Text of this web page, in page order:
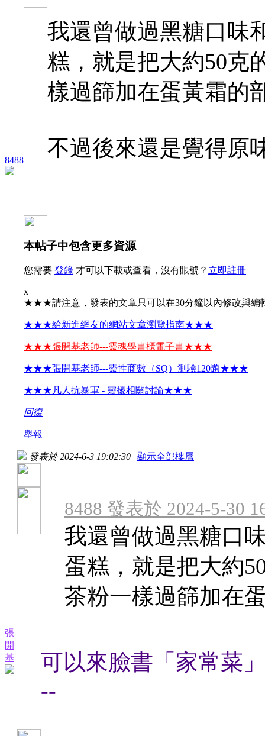
8488
我還曾做過黑糖口味
糕，就是把大約50克
樣過篩加在蛋黃霜的
不過後來還是覺得原
本帖子中包含更多資源
您需要 登錄 才可以下載或查看，沒有賬號？ 立即註冊
x
★★★請注意，發表的文章只可以在30分鐘以內修改與
★★★給新進網友的網站文章瀏覽指南★★★
★★★張開基老師---靈魂學書櫃電子書★★★
★★★張開基老師---靈性商數（SQ）測驗120題★★★
★★★凡人抗暴軍 - 靈擾相關討論★★★
回復
舉報
張
開
基
發表於 2024-6-3 19:02:30 | 顯示全部樓層
8488 發表於 2024-5-30
我還曾做過黑糖口
蛋糕，就是把大約
茶粉一樣過篩加在
可以來臉書「家常菜
--